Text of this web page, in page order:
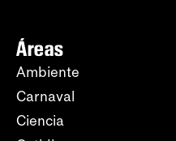
Áreas
Ambiente
Carnaval
Ciencia